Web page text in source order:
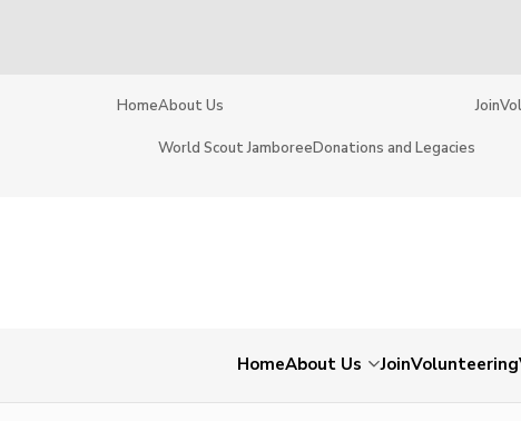
HomeAbout Us
World Scout JamboreeDonations and Legacies
Join
HomeAbout Us JoinVolunteering